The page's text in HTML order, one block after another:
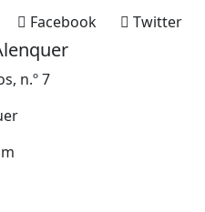
Twitter
Facebook
n.º 7